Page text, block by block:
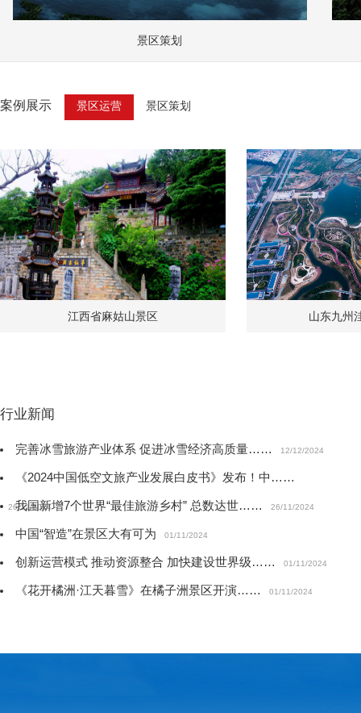
景区策划
案例展示 景区运营 景区策划
江西省麻姑山景区 山东九州
行业新闻
完善冰雪旅游产业体系 促进冰雪经济高质量…… 12/12/2024
《2024中国低空文旅产业发展白皮书》发布！中……
26/11/2024
我国新增7个世界“最佳旅游乡村” 总数达世…… 26/11/2024
中国“智造”在景区大有可为 01/11/2024
创新运营模式 推动资源整合 加快建设世界级…… 01/11/2024
《花开橘洲·江天暮雪》在橘子洲景区开演…… 01/11/2024